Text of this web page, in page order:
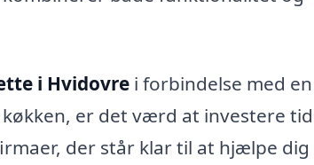
i Hvidovre i forbindelse med
er det værd at investere
der står klar til at hjælpe dig